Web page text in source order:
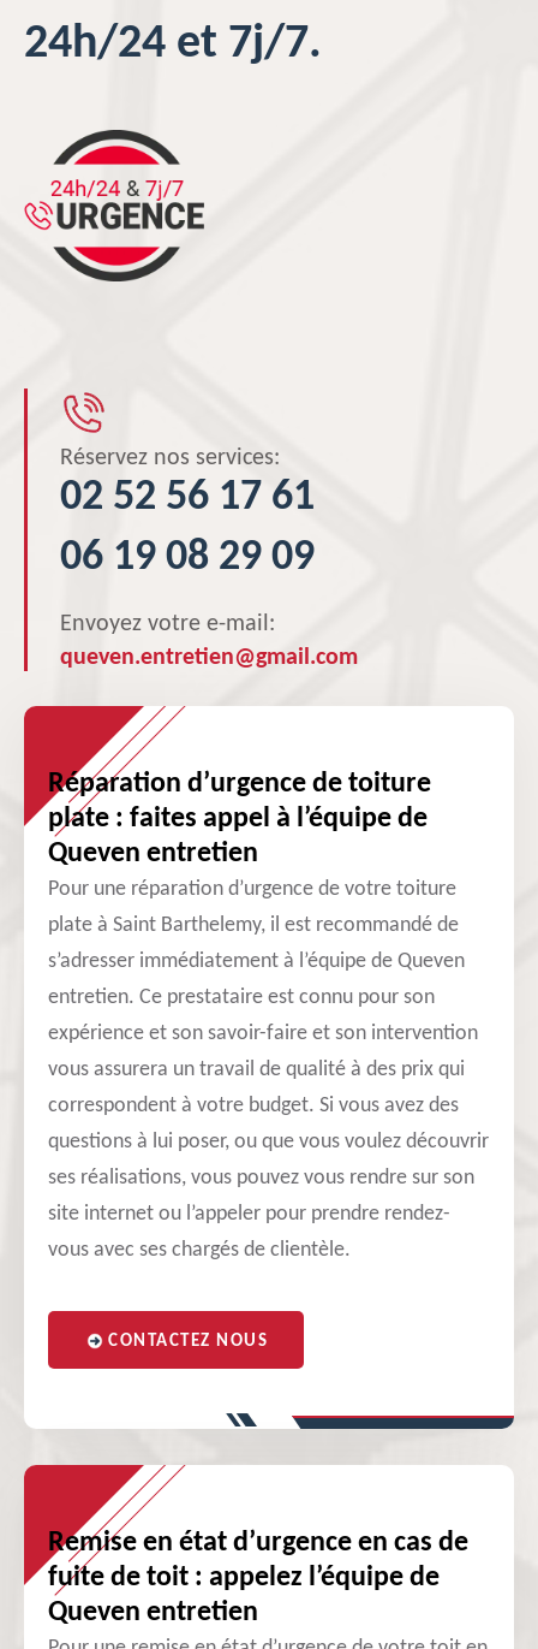
24h/24 et 7j/7.
Réservez nos services:
02 52 56 17 61
06 19 08 29 09
Envoyez votre e-mail:
queven.entretien@gmail.com
Réparation d’urgence de toiture
plate : faites appel à l’équipe de
Queven entretien
Pour une réparation d’urgence de votre toiture
plate à Saint Barthelemy, il est recommandé de
s’adresser immédiatement à l’équipe de Queven
entretien. Ce prestataire est connu pour son
expérience et son savoir-faire et son intervention
vous assurera un travail de qualité à des prix qui
correspondent à votre budget. Si vous avez des
questions à lui poser, ou que vous voulez découvrir
ses réalisations, vous pouvez vous rendre sur son
site internet ou l’appeler pour prendre rendez-
vous avec ses chargés de clientèle.
CONTACTEZ NOUS
Remise en état d’urgence en cas de
fuite de toit : appelez l’équipe de
Queven entretien